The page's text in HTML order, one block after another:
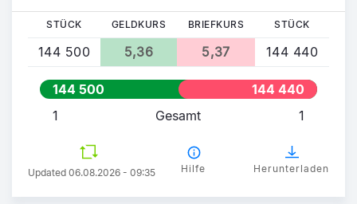
STÜCK GELDKURS BRIEFKURS STÜCK
144 500 5,36 5,37 144 440
144 500
144 440
1
Gesamt 1
Updated 06.08.2026 - 09:35 Hilfe Herunterladen